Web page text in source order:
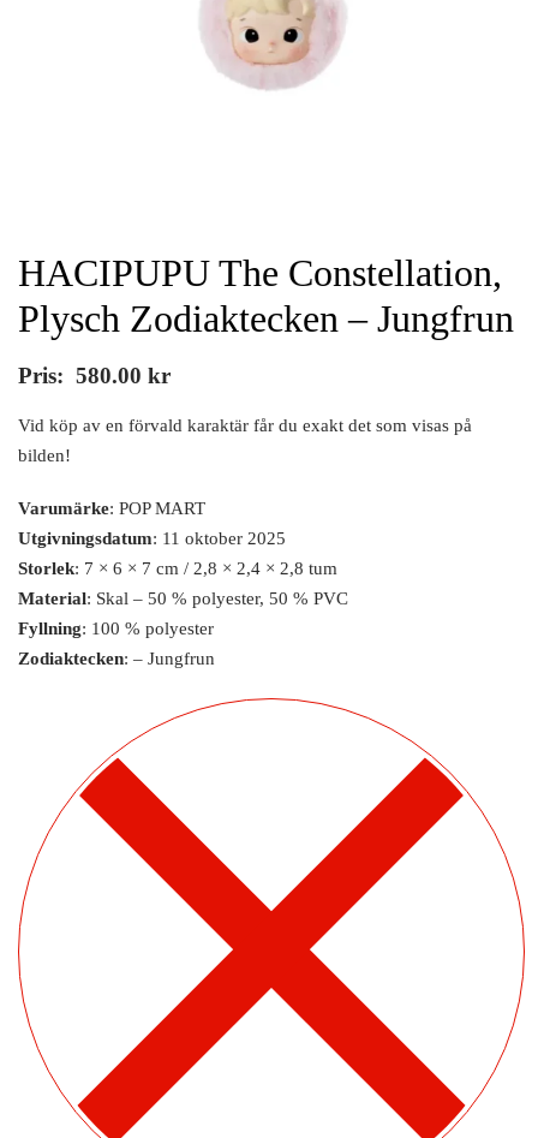
HACIPUPU The Constellation,
Plysch Zodiaktecken – Jungfrun
Pris: 580.00 kr
Vid köp av en förvald karaktär får du exakt det som visas på
bilden!
Varumärke: POP MART
Utgivningsdatum: 11 oktober 2025
Storlek: 7 × 6 × 7 cm / 2,8 × 2,4 × 2,8 tum
Material: Skal – 50 % polyester, 50 % PVC
Fyllning: 100 % polyester
Zodiaktecken: – Jungfrun